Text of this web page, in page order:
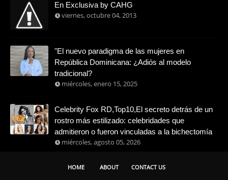
En Exclusiva by CAHG
viernes, octubre 04, 2013
"El nuevo paradigma de las mujeres en
República Dominicana: ¿Adiós al modelo
tradicional?
miércoles, enero 15, 2025
Celebrity Fox RD,Top10,El secreto detrás de un
rostro más estilizado: celebridades que
admitieron o fueron vinculadas a la bichectomía
miércoles, agosto 05, 2026
HOME ABOUT CONTACT US